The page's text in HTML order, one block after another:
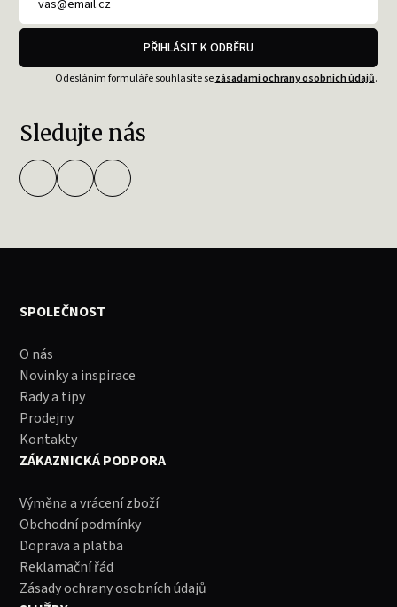
PŘIHLÁSIT K ODBĚRU
Odesláním formuláře souhlasíte sezásadami ochrany osobních údajů.
Sledujte nás
SPOLEČNOST
O nás
Novinky a inspirace
Rady a tipy
Prodejny
Kontakty
ZÁKAZNICKÁ PODPORA
Výměna a vrácení zboží
Obchodní podmínky
Doprava a platba
Reklamační řád
Zásady ochrany osobních údajů